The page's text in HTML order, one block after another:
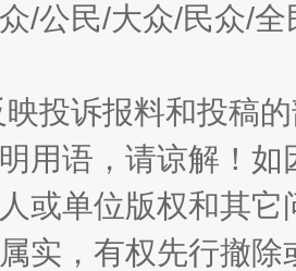
/公民/大众/民众/
投诉报料和投稿
用语，请谅解！
或单位版权和其它
实，有权先行撤